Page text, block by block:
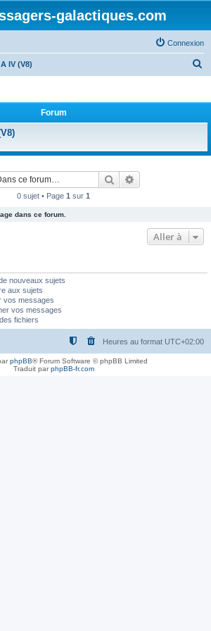
galactiques.com
Connexion
IV (V8)
Forum
Rechercher
0 sujet • Page 1 sur 1
dans ce forum.
Aller à
nouveaux sujets
aux sujets
vos messages
vos messages
fichiers
Heures au format UTC+02:00
phpBB® Forum Software © phpBB Limited
Traduit parphpBB-fr.com